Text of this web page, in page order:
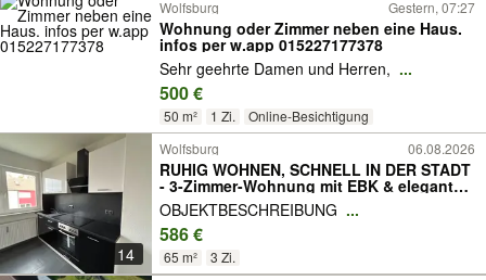
Wolfsburg
Gestern, 07:27
Wohnung oder Zimmer neben eine Haus.
infos per w.app 015227177378
Sehr geehrte Damen und Herren, ...
500 €
50 m² 1 Zi. Online-Besichtigung
14
Wolfsburg 06.08.2026
RUHIG WOHNEN, SCHNELL IN DER STADT
- 3-Zimmer-Wohnung mit EBK & elegantem
Bad
OBJEKTBESCHREIBUNG ...
586 €
65 m² 3 Zi.